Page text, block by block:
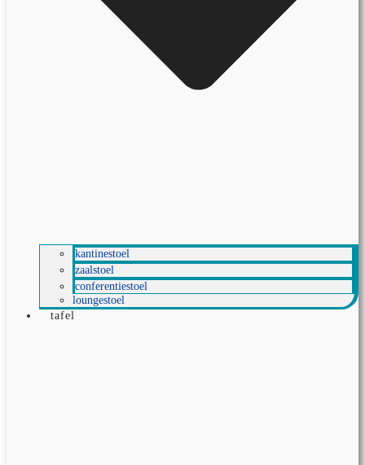
kantinestoel
zaalstoel
conferentiestoel
loungestoel
tafel